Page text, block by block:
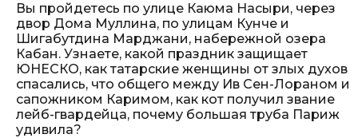
Вы пройдетесь по улице Каюма Насыри, через
двор Дома Муллина, по улицам Кунче и
Шигабутдина Марджани, набережной озера
Кабан. Узнаете, какой праздник защищает
ЮНЕСКО, как татарские женщины от злых духов
спасались, что общего между Ив Сен-Лораном и
сапожником Каримом, как кот получил звание
лейб-гвардейца, почему большая труба Париж
удивила?